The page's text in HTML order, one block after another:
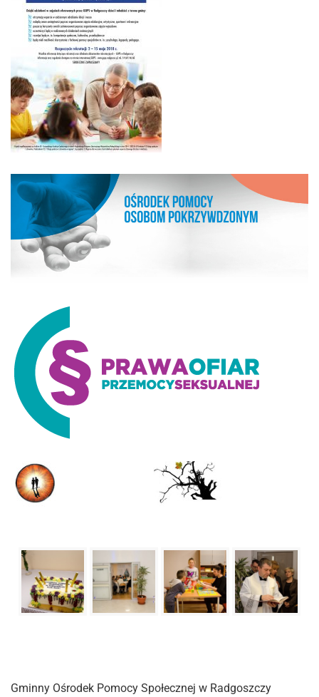
Gminny Ośrodek Pomocy Społecznej w Radgoszczy